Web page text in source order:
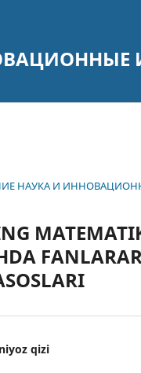
НАУКА И
qizi